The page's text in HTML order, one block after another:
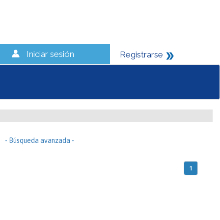
Iniciar sesión Registrarse
- Búsqueda avanzada -
1